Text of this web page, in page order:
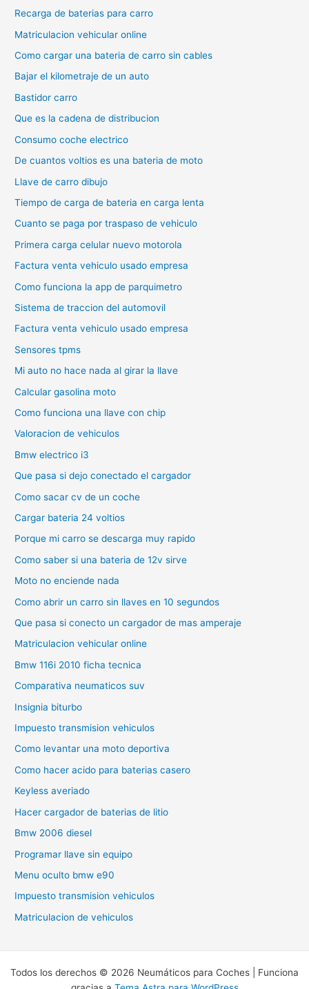
Recarga de baterias para carro
Matriculacion vehicular online
Como cargar una bateria de carro sin cables
Bajar el kilometraje de un auto
Bastidor carro
Que es la cadena de distribucion
Consumo coche electrico
De cuantos voltios es una bateria de moto
Llave de carro dibujo
Tiempo de carga de bateria en carga lenta
Cuanto se paga por traspaso de vehiculo
Primera carga celular nuevo motorola
Factura venta vehiculo usado empresa
Como funciona la app de parquimetro
Sistema de traccion del automovil
Factura venta vehiculo usado empresa
Sensores tpms
Mi auto no hace nada al girar la llave
Calcular gasolina moto
Como funciona una llave con chip
Valoracion de vehiculos
Bmw electrico i3
Que pasa si dejo conectado el cargador
Como sacar cv de un coche
Cargar bateria 24 voltios
Porque mi carro se descarga muy rapido
Como saber si una bateria de 12v sirve
Moto no enciende nada
Como abrir un carro sin llaves en 10 segundos
Que pasa si conecto un cargador de mas amperaje
Matriculacion vehicular online
Bmw 116i 2010 ficha tecnica
Comparativa neumaticos suv
Insignia biturbo
Impuesto transmision vehiculos
Como levantar una moto deportiva
Como hacer acido para baterias casero
Keyless averiado
Hacer cargador de baterias de litio
Bmw 2006 diesel
Programar llave sin equipo
Menu oculto bmw e90
Impuesto transmision vehiculos
Matriculacion de vehiculos
Todos los derechos © 2026 Neumáticos para Coches | Funciona